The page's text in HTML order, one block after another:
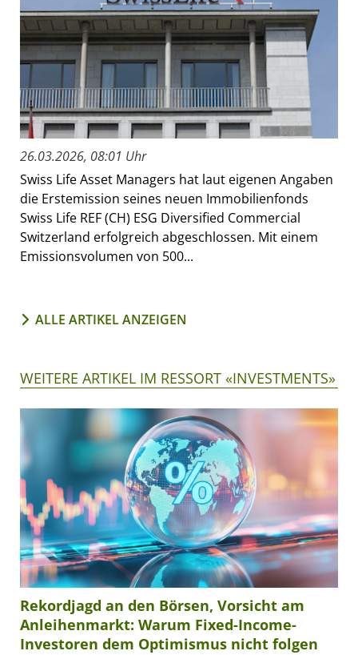
26.03.2026, 08:01 Uhr
Swiss Life Asset Managers hat laut eigenen Angaben
die Erstemission seines neuen Immobilienfonds
Swiss Life REF (CH) ESG Diversified Commercial
Switzerland erfolgreich abgeschlossen. Mit einem
Emissionsvolumen von 500...
ALLE ARTIKEL ANZEIGEN
WEITERE ARTIKEL IM RESSORT «INVESTMENTS»
Rekordjagd an den Börsen, Vorsicht am
Anleihenmarkt: Warum Fixed-Income-
Investoren dem Optimismus nicht folgen